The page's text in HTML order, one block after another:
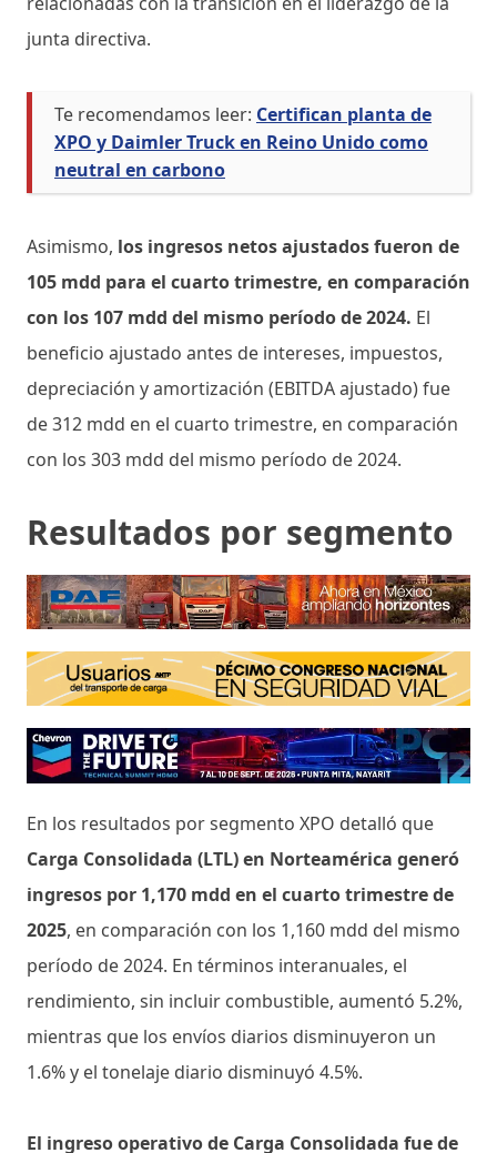
junta directiva.
Te recomendamos leer: Certifican planta de
XPO y Daimler Truck en Reino Unido como
neutral en carbono
Asimismo, los ingresos netos ajustados fueron de
105 mdd para el cuarto trimestre, en comparación
con los 107 mdd del mismo período de 2024. El
beneficio ajustado antes de intereses, impuestos,
depreciación y amortización (EBITDA ajustado) fue
de 312 mdd en el cuarto trimestre, en comparación
con los 303 mdd del mismo período de 2024.
Resultados por segmento
En los resultados por segmento XPO detalló que
Carga Consolidada (LTL) en Norteamérica generó
ingresos por 1,170 mdd en el cuarto trimestre de
2025, en comparación con los 1,160 mdd del mismo
período de 2024. En términos interanuales, el
rendimiento, sin incluir combustible, aumentó 5.2%,
mientras que los envíos diarios disminuyeron un
1.6% y el tonelaje diario disminuyó 4.5%.
El ingreso operativo de Carga Consolidada fue de